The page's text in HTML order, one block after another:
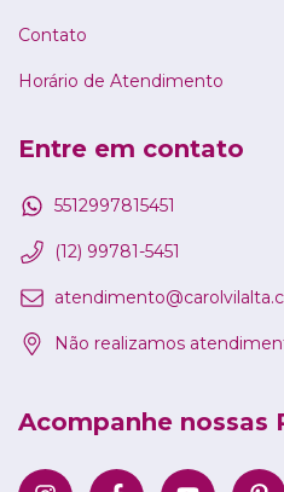
Contato
Horário de Atendimento
Entre em contato
5512997815451
(12) 99781-5451
Não realizamos
Acompanhe nossas